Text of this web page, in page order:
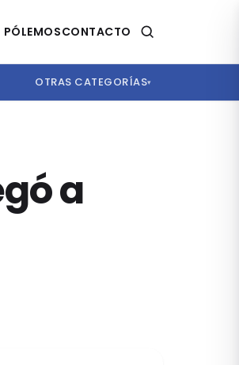
PÓLEMOSCONTACTO
OTRAS CATEGORÍAS▾
a